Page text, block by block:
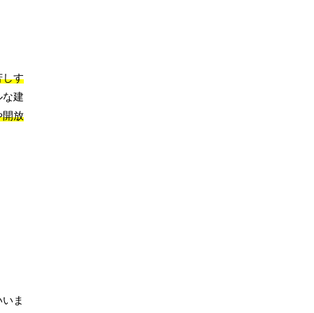
しす
な建
開放
ま